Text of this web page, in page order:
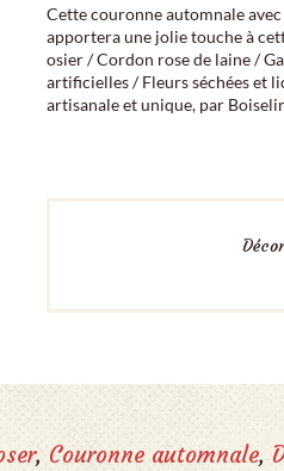
Cette couronne automnale
apportera une jolie touche à
osier / Cordon rose de laine /
artificielles / Fleurs séchées et
artisanale et unique, par
, Couronne automnale,